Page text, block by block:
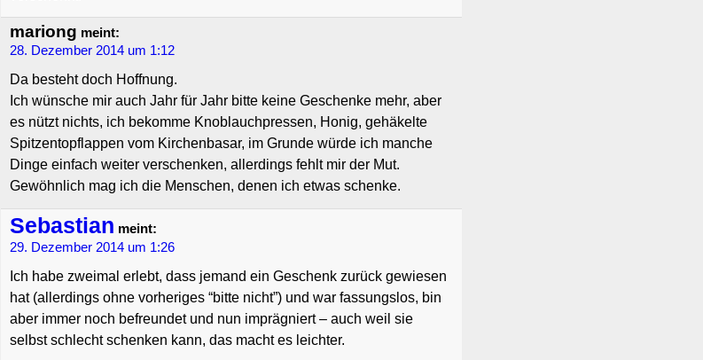
mariong meint:
28. Dezember 2014 um 1:12
Da besteht doch Hoffnung.
Ich wünsche mir auch Jahr für Jahr bitte keine Geschenke mehr, aber
es nützt nichts, ich bekomme Knoblauchpressen, Honig, gehäkelte
Spitzentopflappen vom Kirchenbasar, im Grunde würde ich manche
Dinge einfach weiter verschenken, allerdings fehlt mir der Mut.
Gewöhnlich mag ich die Menschen, denen ich etwas schenke.
Sebastian meint:
29. Dezember 2014 um 1:26
Ich habe zweimal erlebt, dass jemand ein Geschenk zurück gewiesen
hat (allerdings ohne vorheriges “bitte nicht”) und war fassungslos, bin
aber immer noch befreundet und nun imprägniert – auch weil sie
selbst schlecht schenken kann, das macht es leichter.